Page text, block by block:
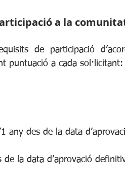
a la
de participació
puntuació a cada sol·licitant:
any des de la data
la data d’aprovació